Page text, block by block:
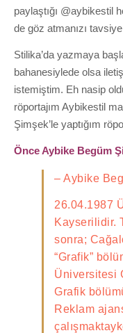
paylaştığı @aybikestil
de göz atmanızı
Stilika’da yazmaya
bahanesiylede olsa
istemiştim. Eh nasip
röportajım Aybikestil
Şimşek’le yaptığım
Önce Aybike Begüm
– Aybike
26.04.1987
Kayserilidir.
sonra;
“Grafik”
Üniversitesi
Grafik
Reklam